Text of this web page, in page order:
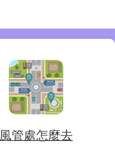
風管處怎麼去